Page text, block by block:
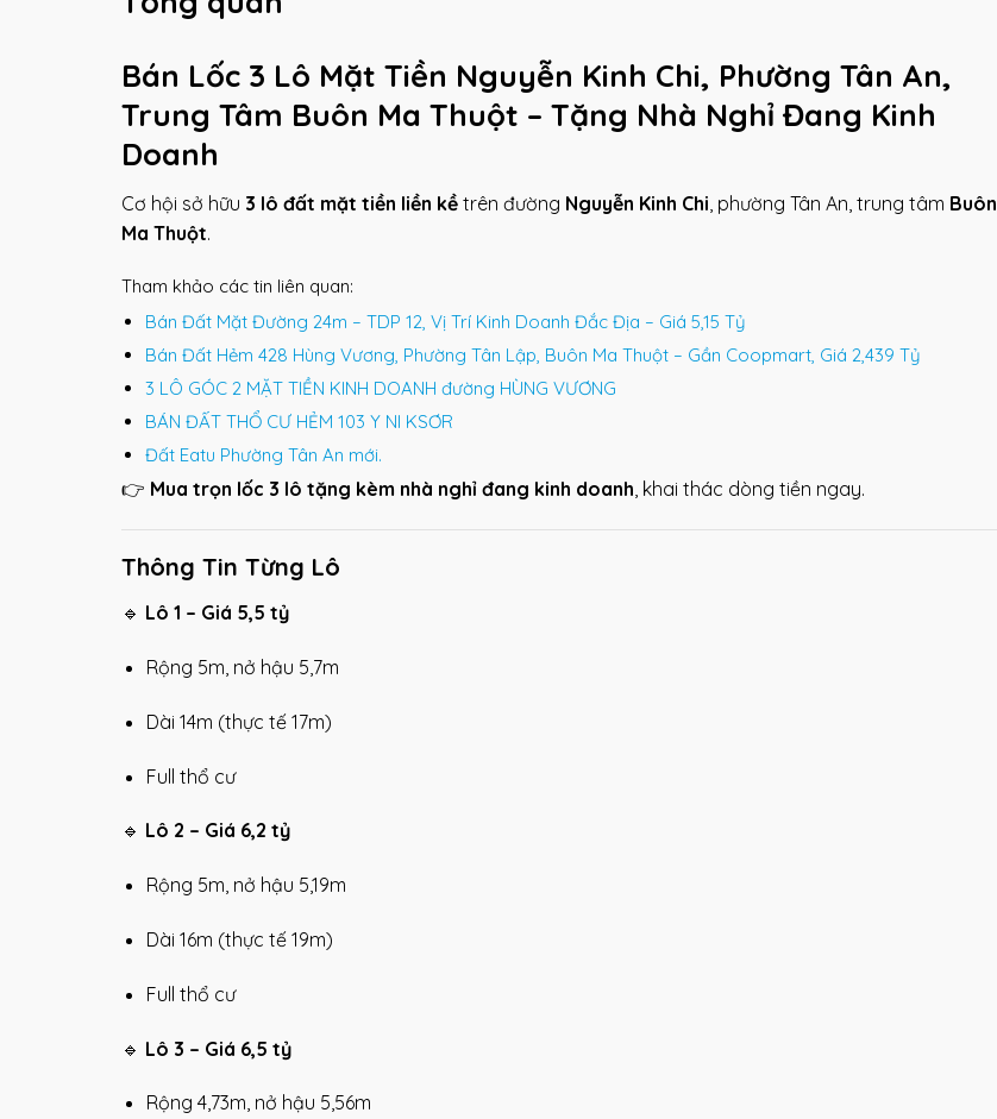
Bán Lốc 3 Lô Mặt Tiền Nguyễn Kinh Chi, Phường Tân An,
Trung Tâm Buôn Ma Thuột – Tặng Nhà Nghỉ Đang Kinh
Doanh
Cơ hội sở hữu 3 lô đất mặt tiền liền kề trên đường Nguyễn Kinh Chi , phường Tân An, trung tâm Buôn
Ma Thuột.
Tham khảo các tin liên quan:
Bán Đất Mặt Đường 24m – TDP 12, Vị Trí Kinh Doanh Đắc Địa – Giá 5,15 Tỷ
Bán Đất Hẻm 428 Hùng Vương, Phường Tân Lập, Buôn Ma Thuột – Gần Coopmart, Giá 2,439 Tỷ
3 LÔ GÓC 2 MẶT TIỀN KINH DOANH đường HÙNG VƯƠNG
BÁN ĐẤT THỔ CƯ HẺM 103 Y NI KSƠR
Đất Eatu Phường Tân An mới.
👉 Mua trọn lốc 3 lô tặng kèm nhà nghỉ đang kinh doanh, khai thác dòng tiền ngay.
Thông Tin Từng Lô
🔹 Lô 1 – Giá 5,5 tỷ
Rộng 5m, nở hậu 5,7m
Dài 14m (thực tế 17m)
Full thổ cư
🔹 Lô 2 – Giá 6,2 tỷ
Rộng 5m, nở hậu 5,19m
Dài 16m (thực tế 19m)
Full thổ cư
🔹 Lô 3 – Giá 6,5 tỷ
Rộng 4,73m, nở hậu 5,56m